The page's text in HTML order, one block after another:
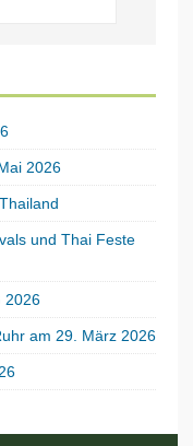
2026
und Thai Feste
2026
am 29. März 2026